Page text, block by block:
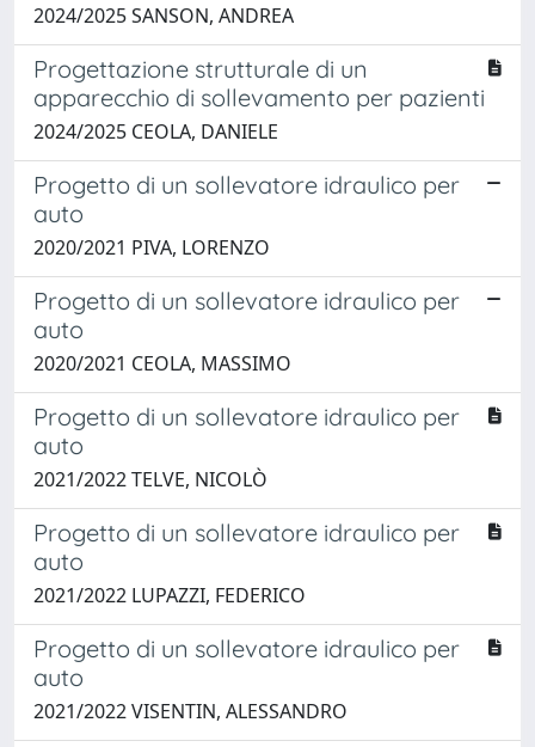
2024/2025 SANSON, ANDREA
Progettazione strutturale di un
apparecchio di sollevamento per pazienti
2024/2025 CEOLA, DANIELE
Progetto di un sollevatore idraulico per
auto
2020/2021 PIVA, LORENZO
Progetto di un sollevatore idraulico per
auto
2020/2021 CEOLA, MASSIMO
Progetto di un sollevatore idraulico per
auto
2021/2022 TELVE, NICOLÒ
Progetto di un sollevatore idraulico per
auto
2021/2022 LUPAZZI, FEDERICO
Progetto di un sollevatore idraulico per
auto
2021/2022 VISENTIN, ALESSANDRO